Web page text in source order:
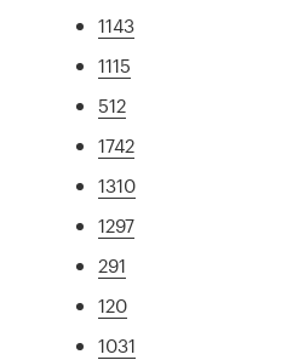
1143
1115
512
1742
1310
1297
291
120
1031